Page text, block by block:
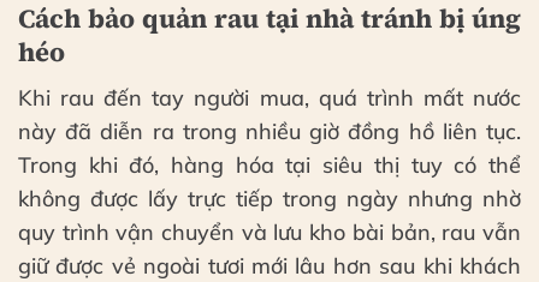
Cách bảo quản rau tại nhà tránh bị úng
héo
Khi rau đến tay người mua, quá trình mất nước
này đã diễn ra trong nhiều giờ đồng hồ liên tục.
Trong khi đó, hàng hóa tại siêu thị tuy có thể
không được lấy trực tiếp trong ngày nhưng nhờ
quy trình vận chuyển và lưu kho bài bản, rau vẫn
giữ được vẻ ngoài tươi mới lâu hơn sau khi khách